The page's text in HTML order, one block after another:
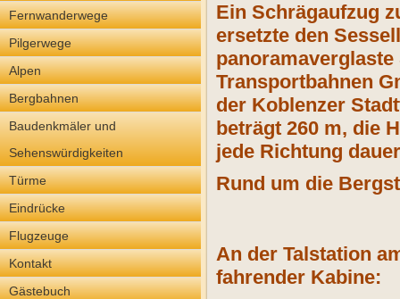
Fernwanderwege
Pilgerwege
Alpen
Bergbahnen
Baudenkmäler und
Sehenswürdigkeiten
Türme
Eindrücke
Flugzeuge
Kontakt
Gästebuch
Ein Schrägaufzug
ersetzte den
Transportbahnen
der Koblenzer
beträgt 260 m, die
jede Richtung
Rund um die
An der Talstation
fahrender Kabine: